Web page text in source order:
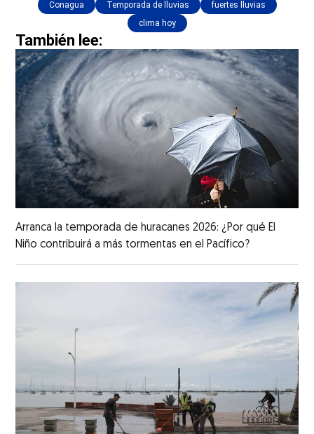
Conagua Temporada de lluvias
fuertes lluvias
clima hoy
También lee:
Arranca la temporada de huracanes 2026: ¿Por qué El
Niño contribuirá a más tormentas en el Pacífico?